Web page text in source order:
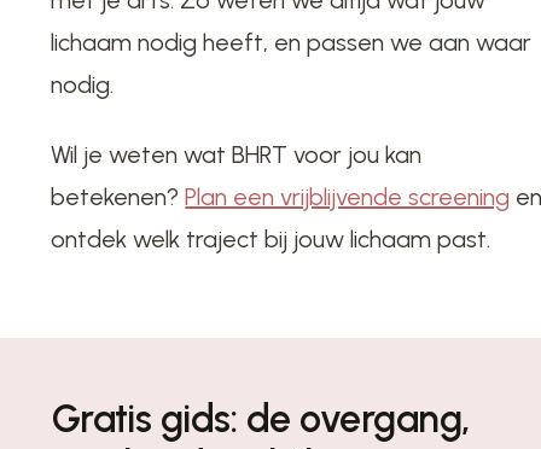
lichaam nodig heeft, en passen we aan waar
nodig.
Wil je weten wat BHRT voor jou kan
betekenen?Plan een vrijblijvende screening
ontdek welk traject bij jouw lichaam past.
Gratis gids: de overgang,